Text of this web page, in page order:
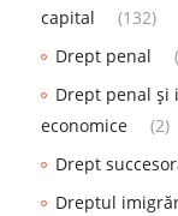
capital
(132)
Drept penal
Drept penal și
economice
(2)
Drept
Dreptul